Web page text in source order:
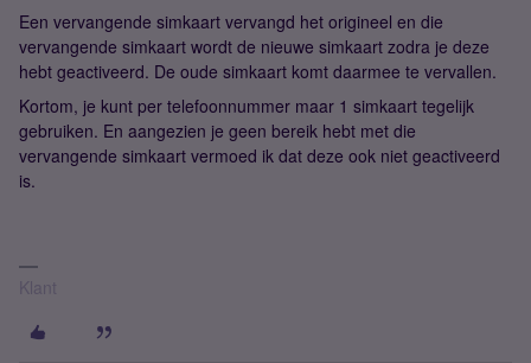
Een vervangende simkaart vervangd het origineel en die
vervangende simkaart wordt de nieuwe simkaart zodra je deze
hebt geactiveerd. De oude simkaart komt daarmee te vervallen.
Kortom, je kunt per telefoonnummer maar 1 simkaart tegelijk
gebruiken. En aangezien je geen bereik hebt met die
vervangende simkaart vermoed ik dat deze ook niet geactiveerd
is.
Klant